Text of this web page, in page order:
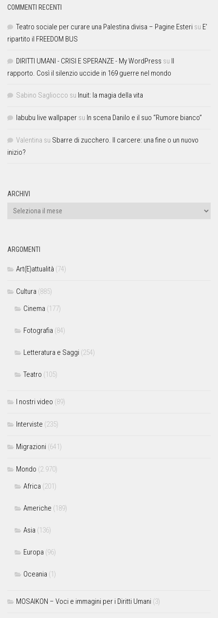
COMMENTI RECENTI
Teatro sociale per curare una Palestina divisa – Pagine Esteri su E’
ripartito il FREEDOM BUS
DIRITTI UMANI - CRISI E SPERANZE - My WordPress su Il
rapporto. Così il silenzio uccide in 169 guerre nel mondo
Sabino Sagliocco su Inuit: la magia della vita
labubu live wallpaper su In scena Danilo e il suo “Rumore bianco”
Valentina su Sbarre di zucchero. Il carcere: una fine o un nuovo
inizio?
ARCHIVI
ARGOMENTI
Art(E)attualità (74)
Cultura (885)
Cinema (177)
Fotografia (84)
Letteratura e Saggi (254)
Teatro (105)
I nostri video (89)
Interviste (235)
Migrazioni (641)
Mondo (2.970)
Africa (201)
Americhe (189)
Asia (136)
Europa (96)
Oceania (1)
MOSAIKON – Voci e immagini per i Diritti Umani (3)